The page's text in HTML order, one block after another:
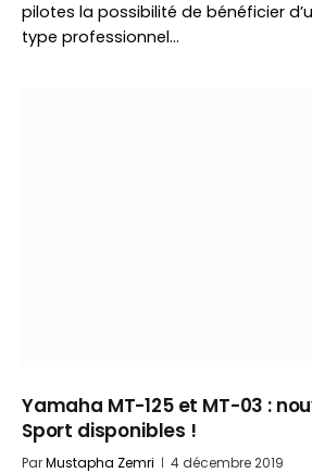
pilotes la possibilité de bénéficier
type professionnel…
Yamaha MT-125 et MT-03 :
Sport disponibles !
ParMustapha Zemri 4 décembre 2019